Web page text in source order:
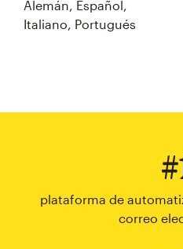
Alemán, Español,
Italiano, Portugués
plataforma de
correo